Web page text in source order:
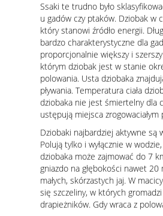
Ssaki te trudno było
u gadów czy ptaków. Dziobak w
który stanowi źródło energii.
bardzo charakterystyczne dla
proporcjonalnie większy i
którym dziobak jest w stanie
polowania. Usta dziobaka
pływania. Temperatura ciała
dziobaka nie jest śmiertelny dla
ustępują miejsca
Dziobaki najbardziej aktywne są
Polują tylko i wyłącznie w
dziobaka może zajmować do 7
gniazdo na głębokości nawet
małych, skórzastych jaj. W
się szczeliny, w których
drapieżników. Gdy wraca z